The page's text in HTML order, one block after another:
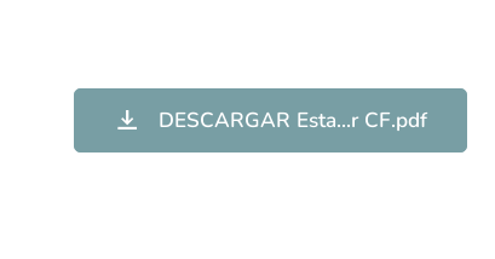
DESCARGAR Esta...r CF.pdf